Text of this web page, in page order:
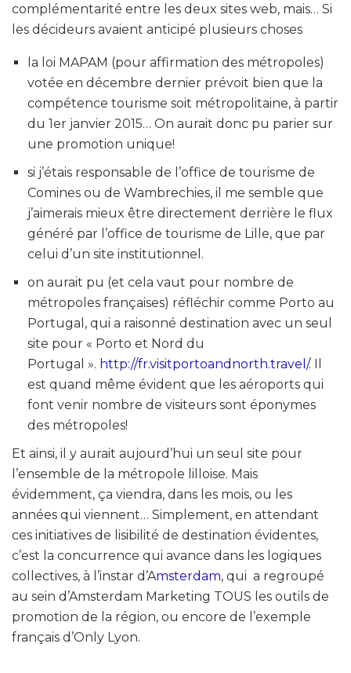
complémentarité entre les deux sites web, mais… Si
les décideurs avaient anticipé plusieurs choses
la loi MAPAM (pour affirmation des métropoles)
votée en décembre dernier prévoit bien que la
compétence tourisme soit métropolitaine, à partir
du 1er janvier 2015… On aurait donc pu parier sur
une promotion unique!
si j’étais responsable de l’office de tourisme de
Comines ou de Wambrechies, il me semble que
j’aimerais mieux être directement derrière le flux
généré par l’office de tourisme de Lille, que par
celui d’un site institutionnel.
on aurait pu (et cela vaut pour nombre de
métropoles françaises) réfléchir comme Porto au
Portugal, qui a raisonné destination avec un seul
site pour « Porto et Nord du
Portugal ». http://fr.visitportoandnorth.travel/. Il
est quand même évident que les aéroports qui
font venir nombre de visiteurs sont éponymes
des métropoles!
Et ainsi, il y aurait aujourd’hui un seul site pour
l’ensemble de la métropole lilloise. Mais
évidemment, ça viendra, dans les mois, ou les
années qui viennent… Simplement, en attendant
ces initiatives de lisibilité de destination évidentes,
c’est la concurrence qui avance dans les logiques
collectives, à l’instar d’Amsterdam, qui a regroupé
au sein d’Amsterdam Marketing TOUS les outils de
promotion de la région, ou encore de l’exemple
français d’Only Lyon.